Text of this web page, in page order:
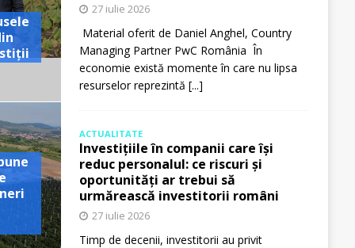
27 iulie 2026
Material oferit de Daniel Anghel, Country
Managing Partner PwC România În
economie există momente în care nu lipsa
resurselor reprezintă [...]
ACTUALITATE
Investițiile în companii care își
reduc personalul: ce riscuri și
oportunități ar trebui să
urmărească investitorii români
27 iulie 2026
Timp de decenii, investitorii au privit